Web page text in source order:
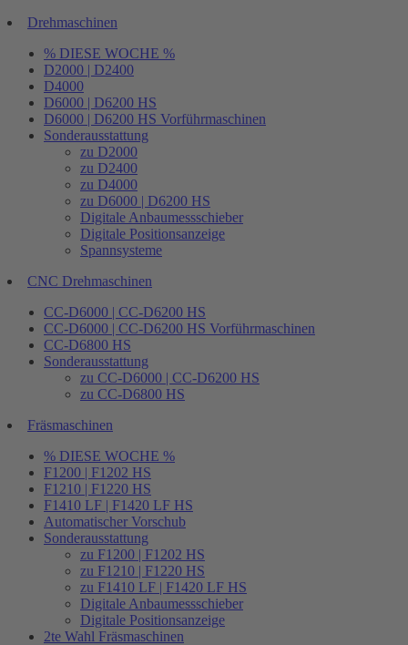
Drehmaschinen
% DIESE WOCHE %
D2000 | D2400
D4000
D6000 | D6200 HS
D6000 | D6200 HS Vorführmaschinen
Sonderausstattung
zu D2000
zu D2400
zu D4000
zu D6000 | D6200 HS
Digitale Anbaumessschieber
Digitale Positionsanzeige
Spannsysteme
CNC Drehmaschinen
CC-D6000 | CC-D6200 HS
CC-D6000 | CC-D6200 HS Vorführmaschinen
CC-D6800 HS
Sonderausstattung
zu CC-D6000 | CC-D6200 HS
zu CC-D6800 HS
Fräsmaschinen
% DIESE WOCHE %
F1200 | F1202 HS
F1210 | F1220 HS
F1410 LF | F1420 LF HS
Automatischer Vorschub
Sonderausstattung
zu F1200 | F1202 HS
zu F1210 | F1220 HS
zu F1410 LF | F1420 LF HS
Digitale Anbaumessschieber
Digitale Positionsanzeige
2te Wahl Fräsmaschinen